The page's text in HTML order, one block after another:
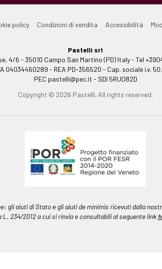
policy Condizioni di vendita Accessibilità
Pastelli srl
4/6 - 35010 Campo San Martino (PD) Italy - Tel
04034460289 - REA PD-356520 - Cap. sociale i.v.
PEC pastelli@pec.it - SDI 5RUO82D
Copyright © 2026 Pastelli. All rights reserved.
gli aiuti di Stato e gli aiuti de minimis ricevuti dalla
L. 234/2012 a cui si rinvia e consultabili al seguente link